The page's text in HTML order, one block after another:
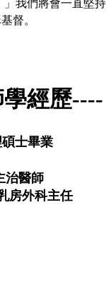
我們將會一直堅
督。
經歷----
士畢業
治醫師
房外科主任